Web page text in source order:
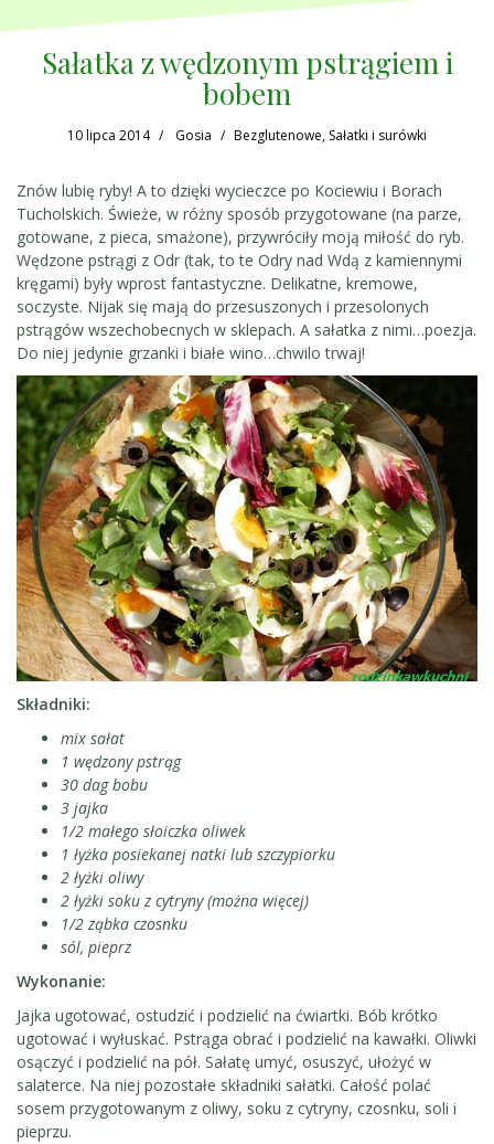
Sałatka z wędzonym pstrągiem i
bobem
10 lipca 2014 Gosia Bezglutenowe, Sałatki i surówki
Znów lubię ryby! A to dzięki wycieczce po Kociewiu i Borach
Tucholskich. Świeże, w różny sposób przygotowane (na parze,
gotowane, z pieca, smażone), przywróciły moją miłość do ryb.
Wędzone pstrągi z Odr (tak, to te Odry nad Wdą z kamiennymi
kręgami) były wprost fantastyczne. Delikatne, kremowe,
soczyste. Nijak się mają do przesuszonych i przesolonych
pstrągów wszechobecnych w sklepach. A sałatka z nimi…poezja.
Do niej jedynie grzanki i białe wino…chwilo trwaj!
Składniki:
mix sałat
1 wędzony pstrąg
30 dag bobu
3 jajka
1/2 małego słoiczka oliwek
1 łyżka posiekanej natki lub szczypiorku
2 łyżki oliwy
2 łyżki soku z cytryny (można więcej)
1/2 ząbka czosnku
sól, pieprz
Wykonanie:
Jajka ugotować, ostudzić i podzielić na ćwiartki. Bób krótko
ugotować i wyłuskać. Pstrąga obrać i podzielić na kawałki. Oliwki
osączyć i podzielić na pół. Sałatę umyć, osuszyć, ułożyć w
salaterce. Na niej pozostałe składniki sałatki. Całość polać
sosem przygotowanym z oliwy, soku z cytryny, czosnku, soli i
pieprzu.